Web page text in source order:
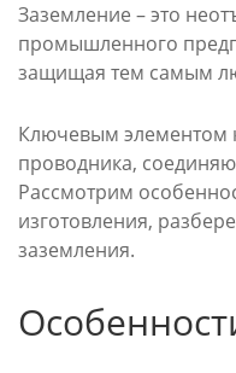
Заземление – это
промышленного
защищая тем самым
Ключевым элементом
проводника,
Рассмотрим
изготовления,
заземления.